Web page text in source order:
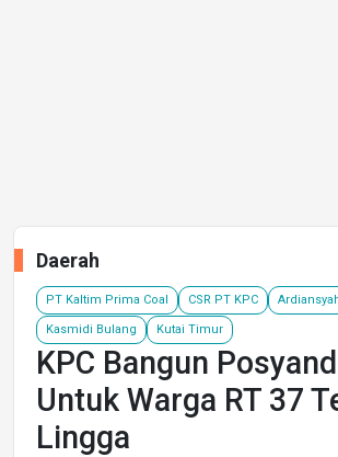
Daerah
PT Kaltim Prima Coal CSR PT KPC
Kasmidi Bulang Kutai Timur
KPC Bangun
Untuk Warga RT 37
Lingga